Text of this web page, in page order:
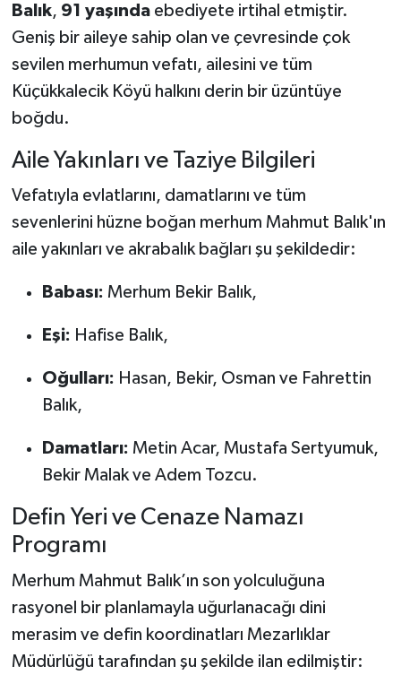
Balık, 91 yaşındaebediyete irtihal etmiştir.
Geniş bir aileye sahip olan ve çevresinde çok
sevilen merhumun vefatı, ailesini ve tüm
Küçükkalecik Köyü halkını derin bir üzüntüye
boğdu.
Aile Yakınları ve Taziye Bilgileri
Vefatıyla evlatlarını, damatlarını ve tüm
sevenlerini hüzne boğan merhum Mahmut Balık'ın
aile yakınları ve akrabalık bağları şu şekildedir:
Babası: Merhum Bekir Balık,
Eşi: Hafise Balık,
Oğulları: Hasan, Bekir, Osman ve Fahrettin
Balık,
Damatları: Metin Acar, Mustafa Sertyumuk,
Bekir Malak ve Adem Tozcu.
Defin Yeri ve Cenaze Namazı
Programı
Merhum Mahmut Balık’ın son yolculuğuna
rasyonel bir planlamayla uğurlanacağı dini
merasim ve defin koordinatları Mezarlıklar
Müdürlüğü tarafından şu şekilde ilan edilmiştir: